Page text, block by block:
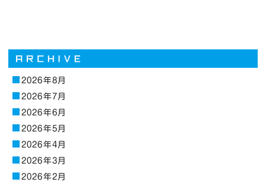
2026年8月
2026年7月
2026年6月
2026年5月
2026年4月
2026年3月
2026年2月